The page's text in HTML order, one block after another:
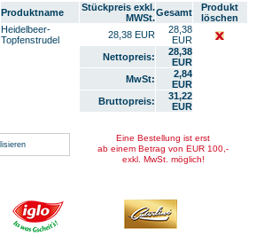
Produktname
Stückpreis exkl.
MWSt.Gesamt
Produkt
löschen
Heidelbeer-
Topfenstrudel
28,38 EUR
28,38
EUR
Nettopreis:
28,38
EUR
MwSt:
2,84
EUR
Bruttopreis:
31,22
EUR
Eine Bestellung ist erst
ab einem Betrag von EUR 100,-
exkl. MwSt. möglich!